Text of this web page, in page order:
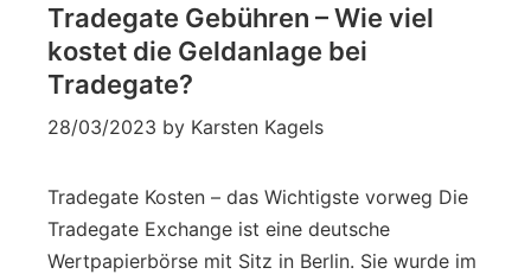
Tradegate Gebühren – Wie viel
kostet die Geldanlage bei
Tradegate?
28/03/2023 by Karsten Kagels
Tradegate Kosten – das Wichtigste vorweg Die
Tradegate Exchange ist eine deutsche
Wertpapierbörse mit Sitz in Berlin. Sie wurde im